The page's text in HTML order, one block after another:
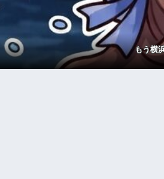
から金もらってるだろ」
もう横